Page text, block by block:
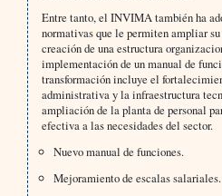
Entre tanto, el INVIMA también ha
normativas que le permiten ampliar
creación de una estructura
implementación de un manual de
transformación incluye el
administrativa y la infraestructura
ampliación de la planta de personal
efectiva a las necesidades del sector.
Nuevo manual de funciones.
Mejoramiento de escalas salariales.